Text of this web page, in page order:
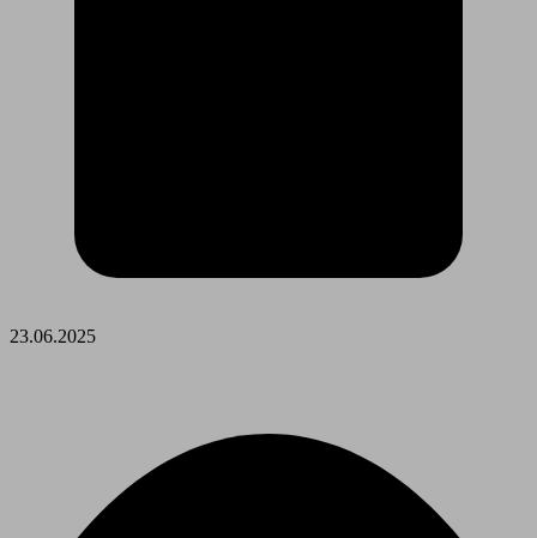
23.06.2025